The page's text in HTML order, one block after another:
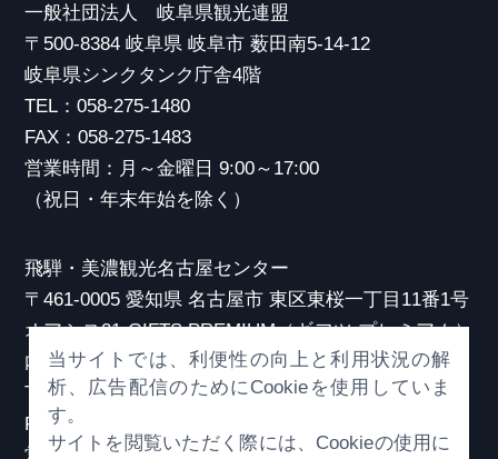
一般社団法人 岐阜県観光連盟
〒500-8384 岐阜県 岐阜市 薮田南5-14-12
岐阜県シンクタンク庁舎4階
TEL：058-275-1480
FAX：058-275-1483
営業時間：月～金曜日 9:00～17:00
（祝日・年末年始を除く）
飛騨・美濃観光名古屋センター
〒461-0005 愛知県 名古屋市 東区東桜一丁目11番1号
オアシス21 GIFTS PREMIUM（ギフツ プレミアム）
内
TEL：052-253-6185
FAX：052-253-6186
当サイトでは、利便性の向上と利用状況の解
析、広告配信のためにCookieを使用していま
す。
サイトを閲覧いただく際には、Cookieの使用に